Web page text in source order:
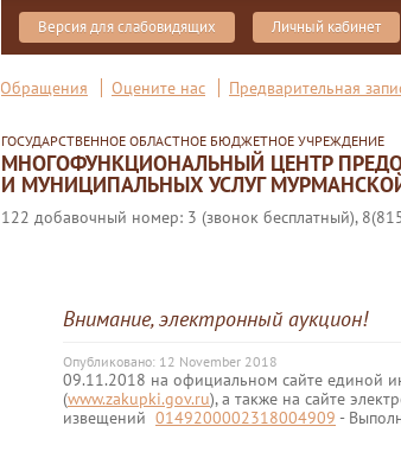
Версия для слабовидящих Личный кабинет
Обращения Оцените нас Предварительная
ГОСУДАРСТВЕННОЕ ОБЛАСТНОЕ БЮДЖЕТНОЕ УЧРЕЖДЕНИЕ
МНОГОФУНКЦИОНАЛЬНЫЙ ЦЕНТР
И МУНИЦИПАЛЬНЫХ УСЛУГ
122 добавочный номер: 3 (звонок бесплатный),
Внимание, электронный аукцион!
Опубликовано: 12 November 2018
09.11.2018 на официальном сайте единой
(www.zakupki.gov.ru), а также на сайте
извещений 0149200002318004909 -